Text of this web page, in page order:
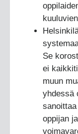
Se
ei
muun
yhdessä
oppijan